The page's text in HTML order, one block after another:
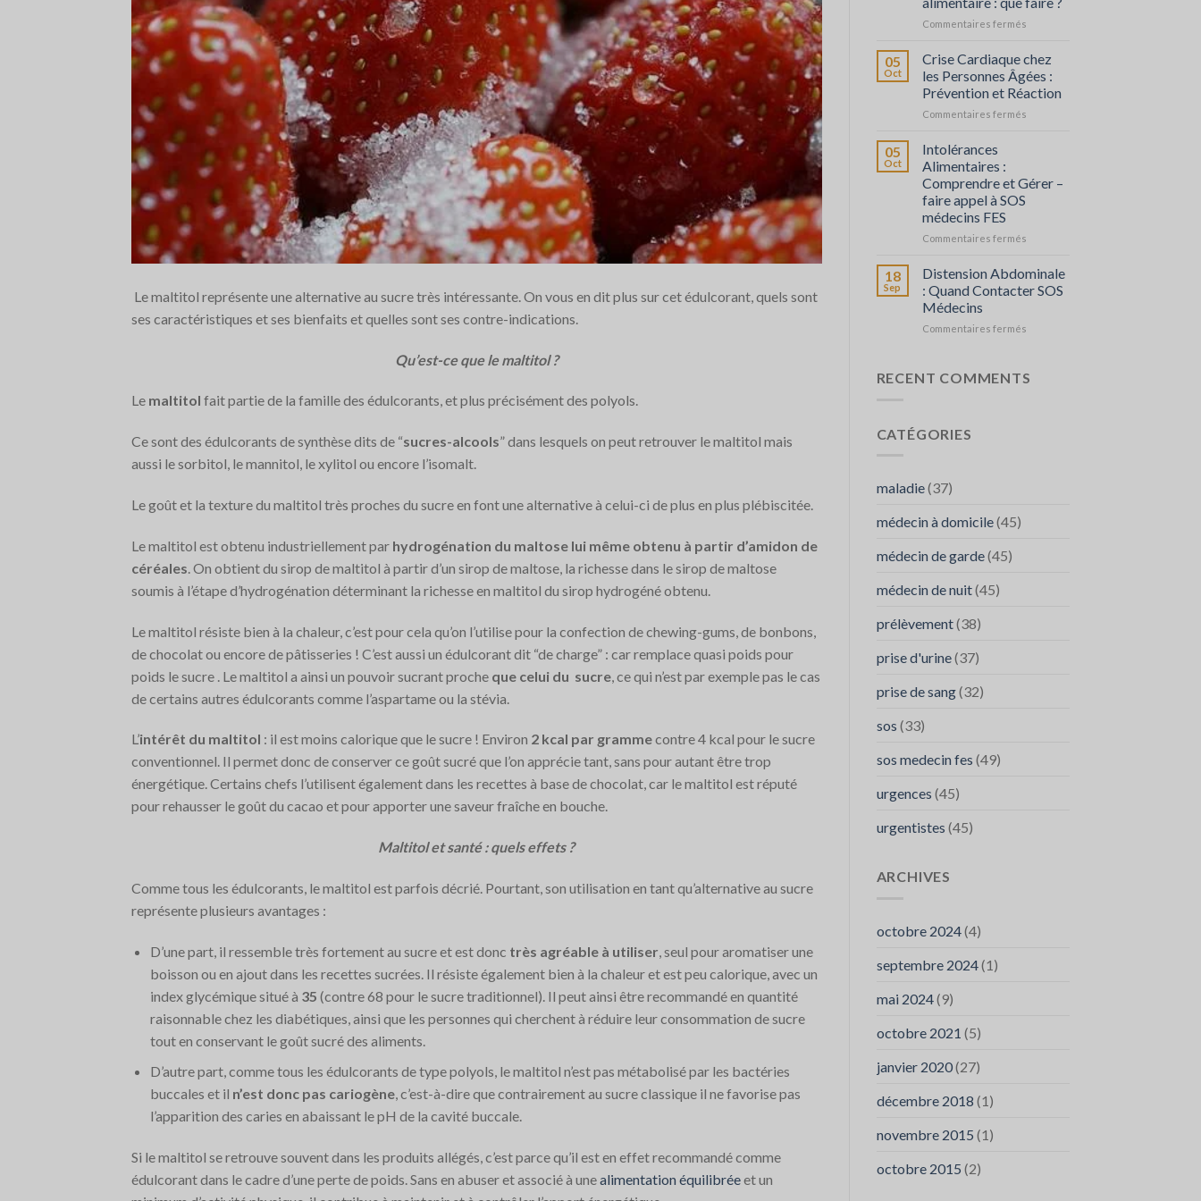
Le maltitol représente une alternative au sucre très intéressante. On vous en dit plus sur cet édulcorant, quels sont
ses caractéristiques et ses bienfaits et quelles sont ses contre-indications.
Qu’est-ce que le maltitol ?
Le maltitol fait partie de la famille des édulcorants, et plus précisément des polyols.
Ce sont des édulcorants de synthèse dits de “sucres-alcools” dans lesquels on peut retrouver le maltitol mais
aussi le sorbitol, le mannitol, le xylitol ou encore l’isomalt.
Le goût et la texture du maltitol très proches du sucre en font une alternative à celui-ci de plus en plus plébiscitée.
Le maltitol est obtenu industriellement par hydrogénation du maltose lui même obtenu à partir d’amidon de
céréales. On obtient du sirop de maltitol à partir d’un sirop de maltose, la richesse dans le sirop de maltose
soumis à l’étape d’hydrogénation déterminant la richesse en maltitol du sirop hydrogéné obtenu.
Le maltitol résiste bien à la chaleur, c’est pour cela qu’on l’utilise pour la confection de chewing-gums, de bonbons,
de chocolat ou encore de pâtisseries ! C’est aussi un édulcorant dit “de charge” : car remplace quasi poids pour
poids le sucre . Le maltitol a ainsi un pouvoir sucrant proche que celui du sucre , ce qui n’est par exemple pas le cas
de certains autres édulcorants comme l’aspartame ou la stévia.
L’intérêt du maltitol : il est moins calorique que le sucre ! Environ 2 kcal par grammecontre 4 kcal pour le sucre
conventionnel. Il permet donc de conserver ce goût sucré que l’on apprécie tant, sans pour autant être trop
énergétique. Certains chefs l’utilisent également dans les recettes à base de chocolat, car le maltitol est réputé
pour rehausser le goût du cacao et pour apporter une saveur fraîche en bouche.
Maltitol et santé : quels effets ?
Comme tous les édulcorants, le maltitol est parfois décrié. Pourtant, son utilisation en tant qu’alternative au sucre
représente plusieurs avantages :
D’une part, il ressemble très fortement au sucre et est donc très agréable à utiliser, seul pour aromatiser une
boisson ou en ajout dans les recettes sucrées. Il résiste également bien à la chaleur et est peu calorique, avec un
index glycémique situé à 35 (contre 68 pour le sucre traditionnel). Il peut ainsi être recommandé en quantité
raisonnable chez les diabétiques, ainsi que les personnes qui cherchent à réduire leur consommation de sucre
tout en conservant le goût sucré des aliments.
D’autre part, comme tous les édulcorants de type polyols, le maltitol n’est pas métabolisé par les bactéries
buccales et il n’est donc pas cariogène, c’est-à-dire que contrairement au sucre classique il ne favorise pas
l’apparition des caries en abaissant le pH de la cavité buccale.
Si le maltitol se retrouve souvent dans les produits allégés, c’est parce qu’il est en effet recommandé comme
édulcorant dans le cadre d’une perte de poids. Sans en abuser et associé à unealimentation équilibréeet un
et
agir
Commentaires ferméssur
en
d’intoxication
alimentaire
:
05
Oct
Crise Cardiaque chez
les Personnes Âgées :
Prévention et Réaction
Commentaires ferméssur
Personnes
Prévention
05
Oct
Intolérances
Alimentaires :
Comprendre et Gérer –
faire appel à SOS
médecins FES
Commentaires ferméssur
Alimentaires
Comprendre
Gérer
appel
18
Sep
Distension Abdominale
: Quand Contacter SOS
Médecins
Commentaires ferméssur
:
RECENT COMMENTS
CATÉGORIES
maladie(37)
médecin à domicile(45)
médecin de garde(45)
médecin de nuit(45)
prélèvement(38)
prise d'urine(37)
prise de sang(32)
sos (33)
sos medecin fes (49)
urgences (45)
urgentistes (45)
ARCHIVES
octobre 2024(4)
septembre 2024(1)
mai 2024(9)
octobre 2021 (5)
janvier 2020(27)
décembre 2018 (1)
novembre 2015 (1)
octobre 2015 (2)